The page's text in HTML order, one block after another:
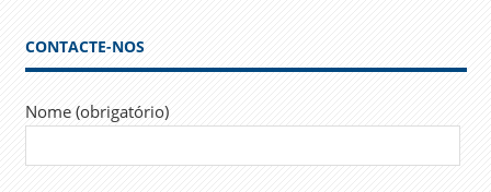
CONTACTE-NOS
Nome (obrigatório)